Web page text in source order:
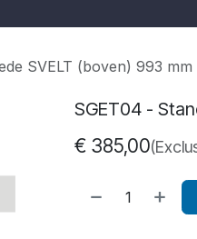
SVELT (boven) 993 mm
SGET04 -
€ 385,00